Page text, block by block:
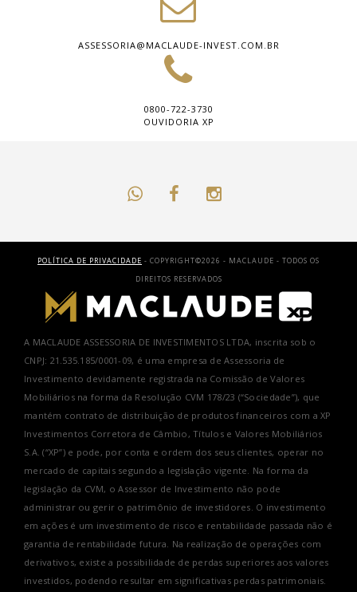
ASSESSORIA@MACLAUDE-INVEST.COM.BR
0800-722-3730
OUVIDORIA XP
POLÍTICA DE PRIVACIDADE - COPYRIGHT©2026 - MACLAUDE - TODOS OS
DIREITOS RESERVADOS
A MACLAUDE ASSESSORIA DE INVESTIMENTOS LTDA, inscrita sob o
CNPJ: 21.535.185/0001-09, é uma empresa de Assessoria de
Investimento devidamente registrada na Comissão de Valores
Mobiliários na forma da Resolução CVM 178/23 (“Sociedade”), que
mantém contrato de distribuição de produtos financeiros com a XP
Investimentos Corretora de Câmbio, Títulos e Valores Mobiliários
S.A. (“XP”) e pode, por conta e ordem dos seus clientes, operar no
mercado de capitais segundo a legislação vigente. Na forma da
legislação da CVM, o Assessor de Investimento não pode
administrar ou gerir o patrimônio de investidores. O investimento
em ações é um investimento de risco e rentabilidade passada não é
garantia de rentabilidade futura. Na realização de operações com
derivativos, existe a possibilidade de perdas superiores aos valores
investidos, podendo resultar em significativas perdas patrimoniais.